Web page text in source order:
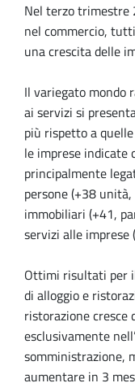
Nel terzo trimestre
nel commercio,
una crescita delle
Il variegato mondo
ai servizi si
più rispetto a
le imprese indicate
principalmente
persone (+38
immobiliari (+41,
servizi alle imprese
Ottimi risultati per
di alloggio e
ristorazione cresce
esclusivamente
somministrazione,
aumentare in 3